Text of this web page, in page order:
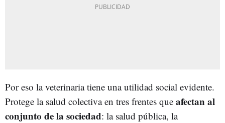
Por eso la veterinaria tiene una utilidad social evidente.
Protege la salud colectiva en tres frentes que afectan al
conjunto de la sociedad: la salud pública, la